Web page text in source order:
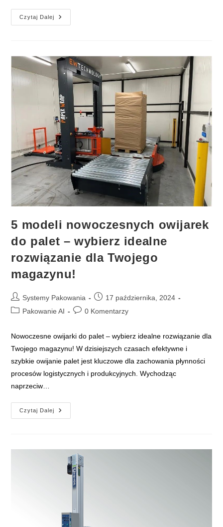
Czytaj Dalej
Rozpocznij
Rok
–
Twoim
Partnerem
W
Innowacyjnych
Rozwiązaniach
Pakowania
5 modeli nowoczesnych owijarek
do palet – wybierz idealne
rozwiązanie dla Twojego
magazynu!
Post
author:
Systemy Pakowania
Post
published:
17 października, 2024
PostPakowanie AI
Post0 Komentarzy
Nowoczesne owijarki do palet – wybierz idealne rozwiązanie dla
Twojego magazynu! W dzisiejszych czasach efektywne i
szybkie owijanie palet jest kluczowe dla zachowania płynności
procesów logistycznych i produkcyjnych. Wychodząc
naprzeciw…
Czytaj Dalej
Modeli
Wybierz
Idealne
Rozwiązanie
Twojego